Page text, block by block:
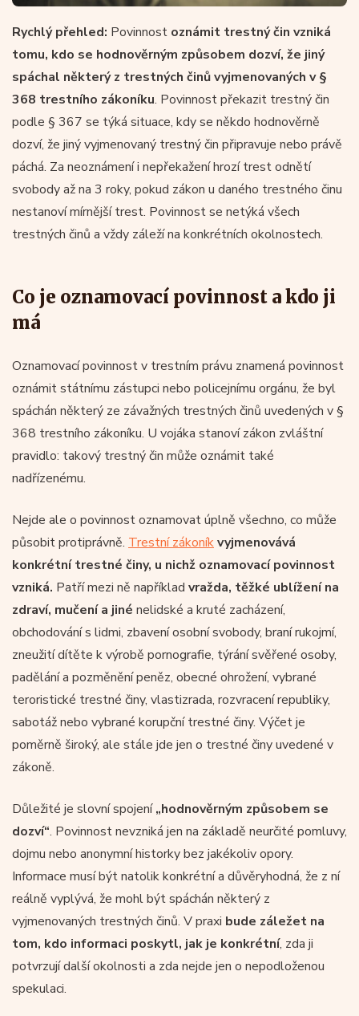
Rychlý přehled: Povinnost oznámit trestný čin vzniká
tomu, kdo se hodnověrným způsobem dozví, že jiný
spáchal některý z trestných činů vyjmenovaných v §
368 trestního zákoníku. Povinnost překazit trestný čin
podle § 367 se týká situace, kdy se někdo hodnověrně
dozví, že jiný vyjmenovaný trestný čin připravuje nebo právě
páchá. Za neoznámení i nepřekažení hrozí trest odnětí
svobody až na 3 roky, pokud zákon u daného trestného činu
nestanoví mírnější trest. Povinnost se netýká všech
trestných činů a vždy záleží na konkrétních okolnostech.
Co je oznamovací povinnost a kdo ji
má
Oznamovací povinnost v trestním právu znamená povinnost
oznámit státnímu zástupci nebo policejnímu orgánu, že byl
spáchán některý ze závažných trestných činů uvedených v §
368 trestního zákoníku. U vojáka stanoví zákon zvláštní
pravidlo: takový trestný čin může oznámit také
nadřízenému.
Nejde ale o povinnost oznamovat úplně všechno, co může
působit protiprávně. Trestní zákoníkvyjmenovává
konkrétní trestné činy, u nichž oznamovací povinnost
vzniká. Patří mezi ně například vražda, těžké ublížení na
zdraví, mučení a jiné nelidské a kruté zacházení,
obchodování s lidmi, zbavení osobní svobody, braní rukojmí,
zneužití dítěte k výrobě pornografie, týrání svěřené osoby,
padělání a pozměnění peněz, obecné ohrožení, vybrané
teroristické trestné činy, vlastizrada, rozvracení republiky,
sabotáž nebo vybrané korupční trestné činy. Výčet je
poměrně široký, ale stále jde jen o trestné činy uvedené v
zákoně.
Důležité je slovní spojení„hodnověrným způsobem se
dozví“. Povinnost nevzniká jen na základě neurčité pomluvy,
dojmu nebo anonymní historky bez jakékoliv opory.
Informace musí být natolik konkrétní a důvěryhodná, že z ní
reálně vyplývá, že mohl být spáchán některý z
vyjmenovaných trestných činů. V praxi bude záležet na
tom, kdo informaci poskytl, jak je konkrétní, zda ji
potvrzují další okolnosti a zda nejde jen o nepodloženou
spekulaci.